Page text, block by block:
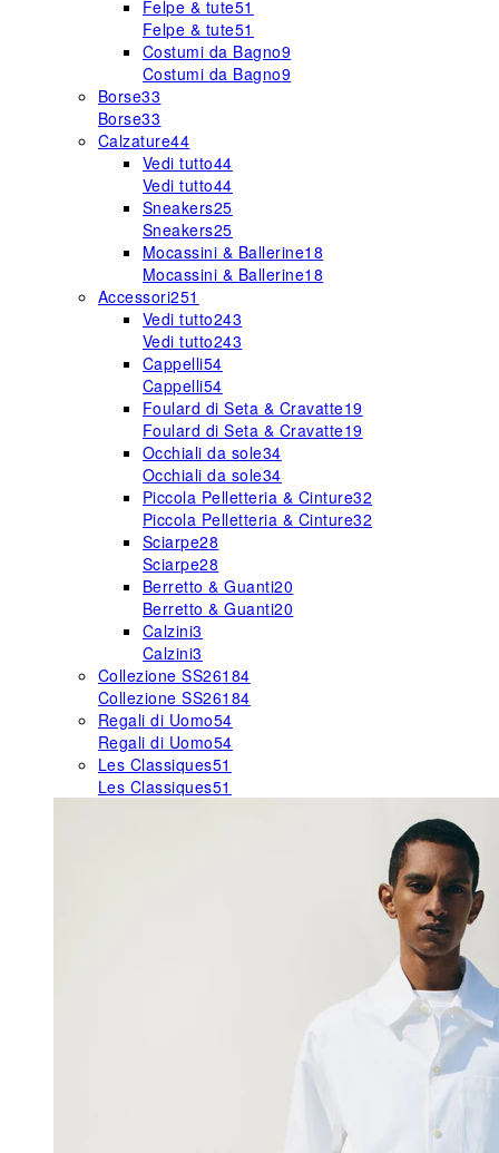
Felpe & tute51
Felpe & tute51
Costumi da Bagno9
Costumi da Bagno9
Borse33
Borse33
Calzature44
Vedi tutto44
Vedi tutto44
Sneakers25
Sneakers25
Mocassini & Ballerine18
Mocassini & Ballerine18
Accessori251
Vedi tutto243
Vedi tutto243
Cappelli54
Cappelli54
Foulard di Seta & Cravatte19
Foulard di Seta & Cravatte19
Occhiali da sole34
Occhiali da sole34
Piccola Pelletteria & Cinture32
Piccola Pelletteria & Cinture32
Sciarpe28
Sciarpe28
Berretto & Guanti20
Berretto & Guanti20
Calzini3
Calzini3
Collezione SS26184
Collezione SS26184
Regali di Uomo54
Regali di Uomo54
Les Classiques51
Les Classiques51